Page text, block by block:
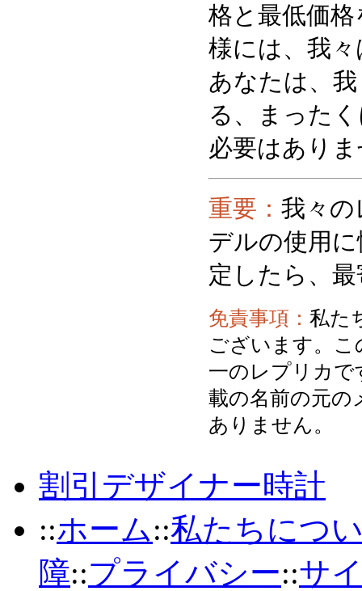
格と最低価
様には、我
あなたは、
る、まった
必要はあり
重要： 我々の
デルの使用
定したら、
免責事項： 私た
ございます。こ
一のレプリカで
載の名前の元の
ありません。
割引デザイナー時計
::ホーム::私たちにつ
障::プライバシー::サ